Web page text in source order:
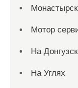
Мотор
На
На Углях